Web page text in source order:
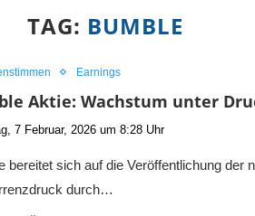
TAG: BUMBLE
Earnings
Aktie: Wachstum unter
7 Februar, 2026 um 8:28 Uhr
bereitet sich auf die Veröffentlichung der
durch…